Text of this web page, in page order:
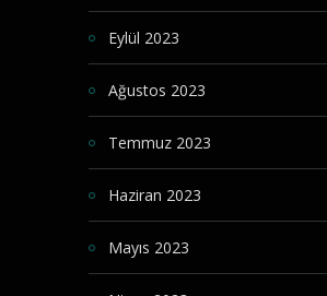
Eylül 2023
Ağustos 2023
Temmuz 2023
Haziran 2023
Mayıs 2023